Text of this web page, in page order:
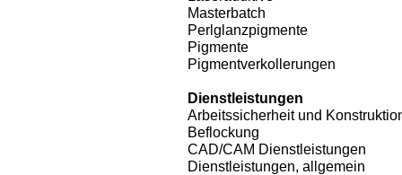
Masterbatch
Perlglanzpigmente
Pigmente
Pigmentverkollerungen
Dienstleistungen
Arbeitssicherheit und
Beflockung
CAD/CAM Dienstleistungen
Dienstleistungen, allgemein